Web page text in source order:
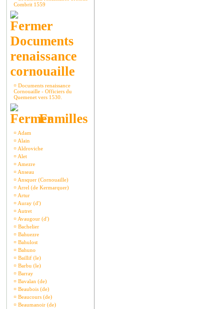
Combrit 1559
Documents
renaissance
cornouaille
¤ Documents renaissance
Cornouaille - Officiers du
Quemenet vers 1530.
Familles
¤ Adam
¤ Alain
¤ Aldroviche
¤ Alet
¤ Amezre
¤ Anseau
¤ Ansquer (Cornouaille)
¤ Arrel (de Kermarquer)
¤ Artur
¤ Auray (d')
¤ Autret
¤ Avaugour (d')
¤ Bachelier
¤ Bahuezre
¤ Bahulost
¤ Bahuno
¤ Baillif (le)
¤ Barbu (le)
¤ Barray
¤ Bavalan (de)
¤ Beaubois (de)
¤ Beaucours (de)
¤ Beaumanoir (de)